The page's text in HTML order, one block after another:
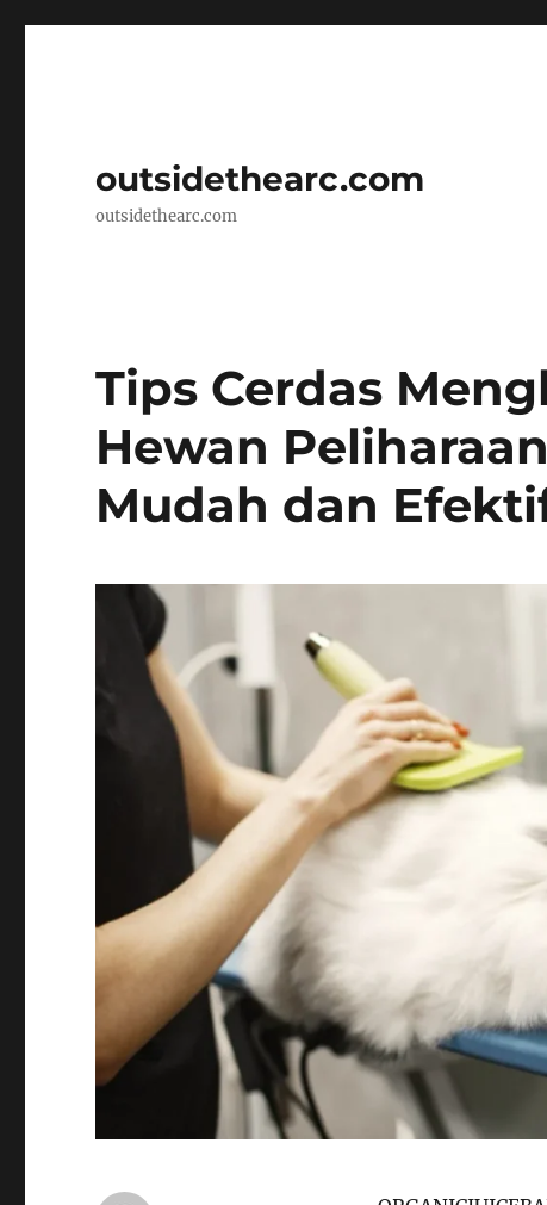
outsidethearc.com
outsidethearc.com
Tips Cerdas
Hewan
Mudah dan